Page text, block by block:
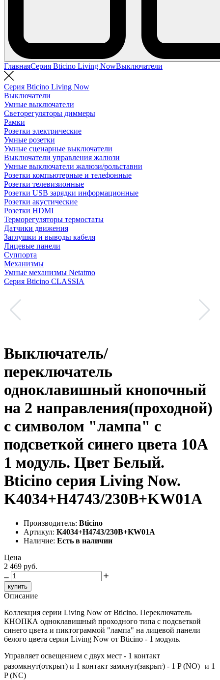
ГлавнаяСерия Bticino Living NowВыключатели
Серия Bticino Living Now
Выключатели
Умные выключатели
Светорегуляторы диммеры
Рамки
Розетки электрические
Умные розетки
Умные сценарные выключатели
Выключатели управления жалюзи
Умные выключатели жалюзи/рольставни
Розетки компьютерные и телефонные
Розетки телевизионные
Розетки USB зарядки информационные
Розетки акустические
Розетки HDMI
Терморегуляторы термостаты
Датчики движения
Заглушки и выводы кабеля
Лицевые панели
Суппорта
Механизмы
Умные механизмы Netatmo
Серия Bticino CLASSIA
Выключатель/
переключатель
одноклавишный кнопочный
на 2 направления(проходной)
с символом "лампа" с
подсветкой синего цвета 10А
1 модуль. Цвет Белый.
Bticino серия Living Now.
K4034+H4743/230B+KW01A
Производитель: Bticino
Артикул: K4034+H4743/230B+KW01A
Наличие: Есть в наличии
Цена
2 469 руб.
купить
Описание
Коллекция серии Living Now от Bticino. Переключатель
КНОПКА одноклавишный проходного типа с подсветкой
синего цвета и пиктограммой "лампа" на лицевой панели
белого цвета серии Living Now от Bticino - 1 модуль.
Управляет освещением с двух мест - 1 контакт
разомкнут(открыт) и 1 контакт замкнут(закрыт) - 1 P (NO) и 1
P (NC)